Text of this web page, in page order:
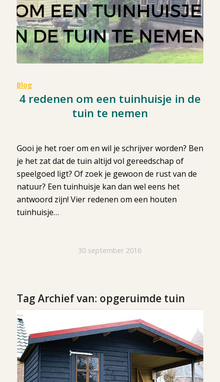
Blog
4 redenen om een tuinhuisje in de
tuin te nemen
Gooi je het roer om en wil je schrijver worden? Ben
je het zat dat de tuin altijd vol gereedschap of
speelgoed ligt? Of zoek je gewoon de rust van de
natuur? Een tuinhuisje kan dan wel eens het
antwoord zijn! Vier redenen om een houten
tuinhuisje…
30 september 2016
Tag Archief van: opgeruimde tuin